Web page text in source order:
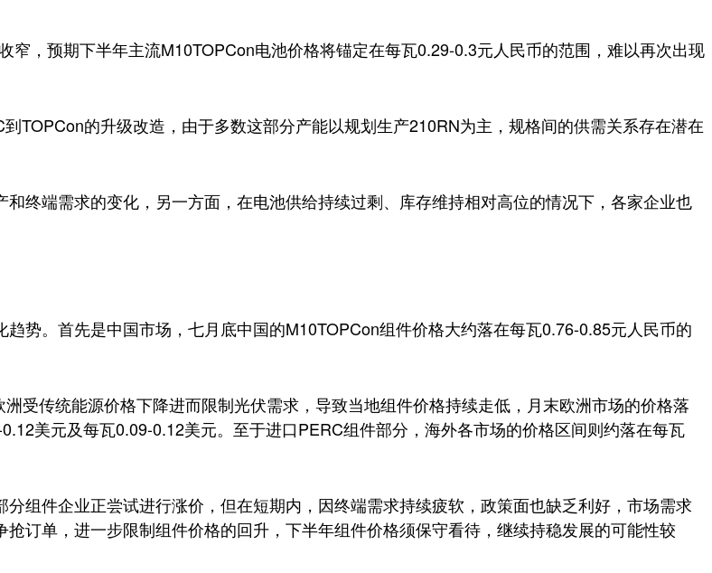
，预期下半年主流M10TOPCon电池价格将锚定在每瓦0.29-0.3元人民币的范围，难以再次出现
TOPCon的升级改造，由于多数这部分产能以规划生产210RN为主，规格间的供需关系存在潜在
终端需求的变化，另一方面，在电池供给持续过剩、库存维持相对高位的情况下，各家企业也
势。首先是中国市场，七月底中国的M10TOPCon组件价格大约落在每瓦0.76-0.85元人民币的
受传统能源价格下降进而限制光伏需求，导致当地组件价格持续走低，月末欧洲市场的价格落
美元及每瓦0.09-0.12美元。至于进口PERC组件部分，海外各市场的价格区间则约落在每瓦
组件企业正尝试进行涨价，但在短期内，因终端需求持续疲软，政策面也缺乏利好，市场需求
订单，进一步限制组件价格的回升，下半年组件价格须保守看待，继续持稳发展的可能性较